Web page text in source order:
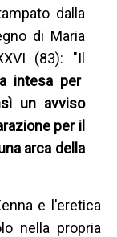
dalla
di Maria
(83): "Il
intesa per
un avviso
per il
arca della
e l'eretica
nella propria